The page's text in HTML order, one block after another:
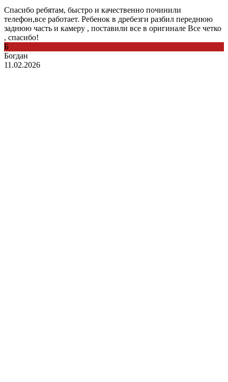
Спасибо ребятам, быстро и качественно починили
телефон,все работает. Ребенок в дребезги разбил переднюю
заднюю часть и камеру , поставили все в оригинале Все четко
, спасибо!
Б
Богдан
11.02.2026